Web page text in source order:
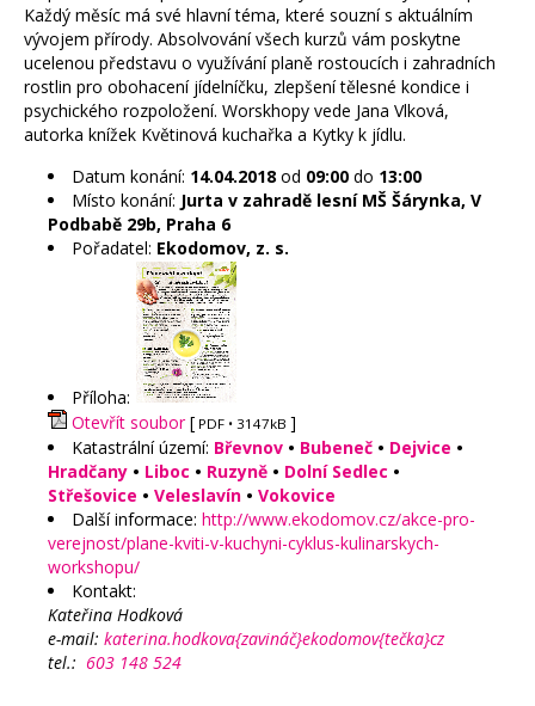
Každý měsíc má své hlavní téma, které souzní s aktuálním
vývojem přírody. Absolvování všech kurzů vám poskytne
ucelenou představu o využívání planě rostoucích i zahradních
rostlin pro obohacení jídelníčku, zlepšení tělesné kondice i
psychického rozpoložení. Worskhopy vede Jana Vlková,
autorka knížek Květinová kuchařka a Kytky k jídlu.
Datum konání: 14.04.2018 od 09:00 do 13:00
Místo konání: Jurta v zahradě lesní MŠ Šárynka, V
Podbabě 29b, Praha 6
Pořadatel: Ekodomov, z. s.
Příloha:
Otevřít soubor[ PDF • 3147kB ]
Katastrální území: Břevnov • Bubeneč • Dejvice •
Hradčany • Liboc • Ruzyně • Dolní Sedlec •
Střešovice • Veleslavín • Vokovice
Další informace: http://www.ekodomov.cz/akce-pro-
verejnost/plane-kviti-v-kuchyni-cyklus-kulinarskych-
workshopu/
Kontakt:
Kateřina Hodková
e-mail: katerina.hodkova{zavináč}ekodomov{tečka}cz
tel.: 603 148 524